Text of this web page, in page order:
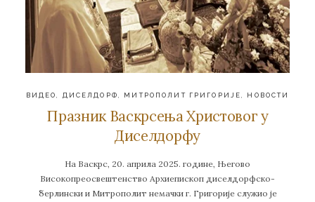
ВИДЕО ДИСЕЛДОРФ МИТРОПОЛИТ ГРИГОРИЈЕ НОВОСТИ
Празник Васкрсења Христовог у
Диселдорфу
На Васкрс, 20. априла 2025. године, Његово
Високопреосвештенство Архиепископ диселдорфско-
берлински и Митрополит немачки г. Григорије служио је